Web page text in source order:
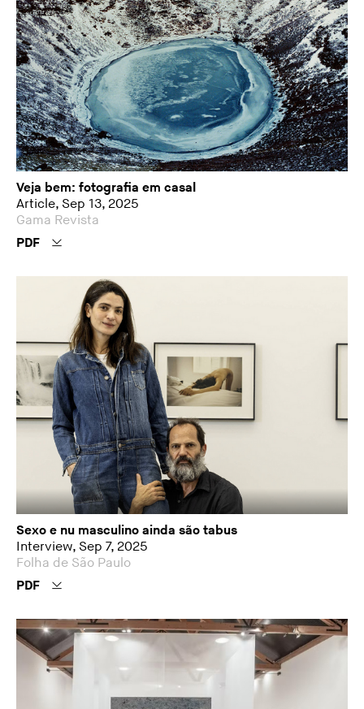
Veja bem: fotografia em casal
Article, Sep 13, 2025
Gama Revista
PDF
Sexo e nu masculino ainda são tabus
Interview, Sep 7, 2025
Folha de São Paulo
PDF